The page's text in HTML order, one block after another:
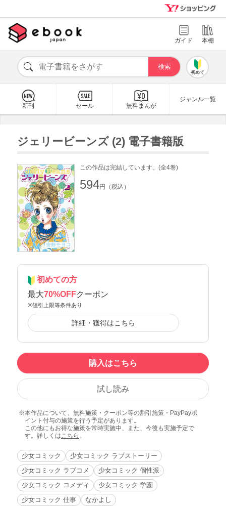
ガイド 本棚
初めて
新刊 セール 無料まんが
ジャンル一覧
ジェリービーンズ (2) 電子書籍版
この作品は完結しています。(全4巻)
594円（税込）
初めての方
最大70%OFFクーポン
※値引上限等条件あり
詳細・獲得はこちら
購入はこちら
試し読み
本作品について、無料施策・クーポン等の割引施策・PayPayポ
イント付与の施策を行う予定があります。
この他にもお得な施策を常時実施中、また、今後も実施予定で
す。詳しくは こちら 。
少女コミック
少女コミック ラブストーリー
少女コミック ラブコメ
少女コミック 個性派
少女コミック コメディ
少女コミック 学園
少女コミック 仕事
なかよし